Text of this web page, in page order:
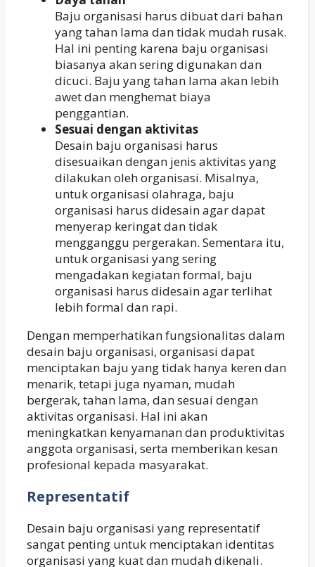
Baju organisasi harus dibuat dari bahan
yang tahan lama dan tidak mudah rusak.
Hal ini penting karena baju organisasi
biasanya akan sering digunakan dan
dicuci. Baju yang tahan lama akan lebih
awet dan menghemat biaya
penggantian.
Sesuai dengan aktivitas
Desain baju organisasi harus
disesuaikan dengan jenis aktivitas yang
dilakukan oleh organisasi. Misalnya,
untuk organisasi olahraga, baju
organisasi harus didesain agar dapat
menyerap keringat dan tidak
mengganggu pergerakan. Sementara itu,
untuk organisasi yang sering
mengadakan kegiatan formal, baju
organisasi harus didesain agar terlihat
lebih formal dan rapi.
Dengan memperhatikan fungsionalitas dalam
desain baju organisasi, organisasi dapat
menciptakan baju yang tidak hanya keren dan
menarik, tetapi juga nyaman, mudah
bergerak, tahan lama, dan sesuai dengan
aktivitas organisasi. Hal ini akan
meningkatkan kenyamanan dan produktivitas
anggota organisasi, serta memberikan kesan
profesional kepada masyarakat.
Representatif
Desain baju organisasi yang representatif
sangat penting untuk menciptakan identitas
organisasi yang kuat dan mudah dikenali.